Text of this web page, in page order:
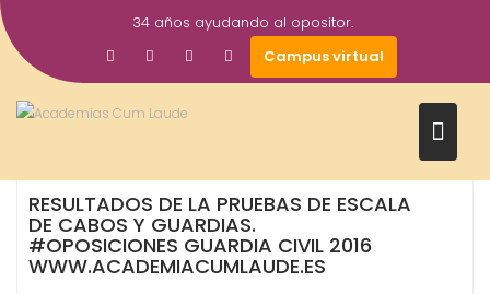
Saltar
al
contenido
34 años ayudando al opositor.
Campus virtual
Sep
2016
academiacumlaudeoposiciones Prensa
Oposiciones
RESULTADOS DE LA PRUEBAS DE ESCALA
DE CABOS Y GUARDIAS.
#OPOSICIONES GUARDIA CIVIL 2016
WWW.ACADEMIACUMLAUDE.ES